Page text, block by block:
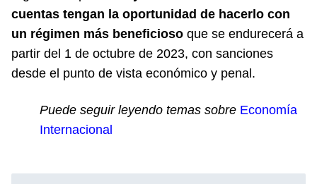
cuentas tengan la oportunidad de hacerlo con
un régimen más beneficioso que se endurecerá a
partir del 1 de octubre de 2023, con sanciones
desde el punto de vista económico y penal.
Puede seguir leyendo temas sobre Economía
Internacional